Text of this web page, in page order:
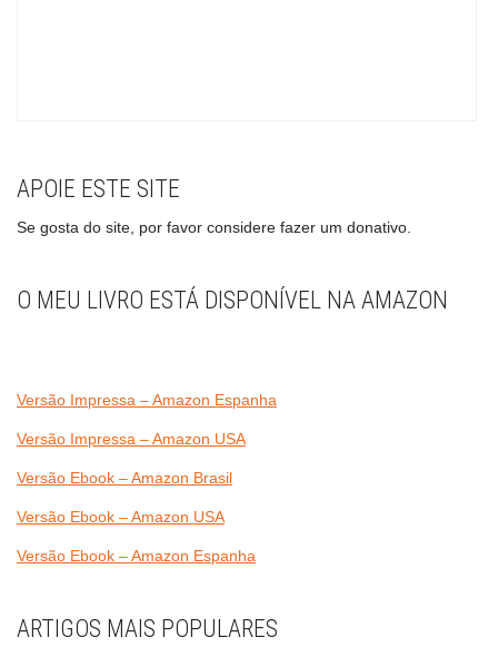
APOIE ESTE SITE
Se gosta do site, por favor considere fazer um donativo.
O MEU LIVRO ESTÁ DISPONÍVEL NA AMAZON
Versão Impressa – Amazon Espanha
Versão Impressa – Amazon USA
Versão Ebook – Amazon Brasil
Versão Ebook – Amazon USA
Versão Ebook – Amazon Espanha
ARTIGOS MAIS POPULARES